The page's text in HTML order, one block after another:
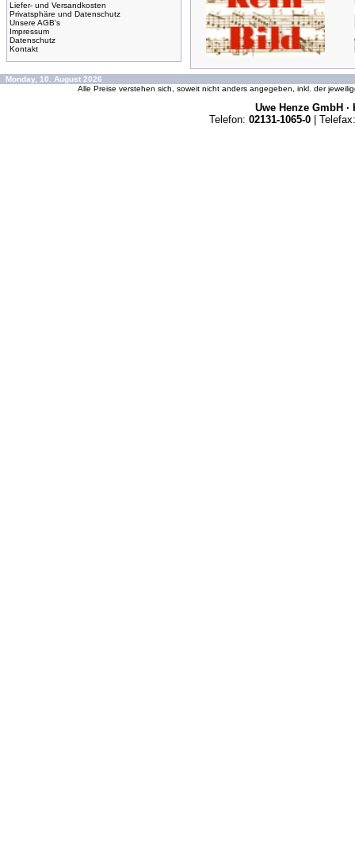
Liefer- und Versandkosten
Privatsphäre und Datenschutz
Unsere AGB's
Impressum
Datenschutz
Kontakt
Monday, 10. August 2026
Alle Preise verstehen sich, soweit nicht anders angegeben, inkl. der
Uwe Henze GmbH ·
Telefon: 02131-1065-0 | Telefax: